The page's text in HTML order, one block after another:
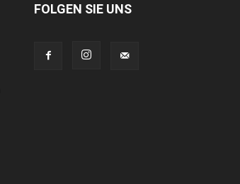
FOLGEN SIE UNS